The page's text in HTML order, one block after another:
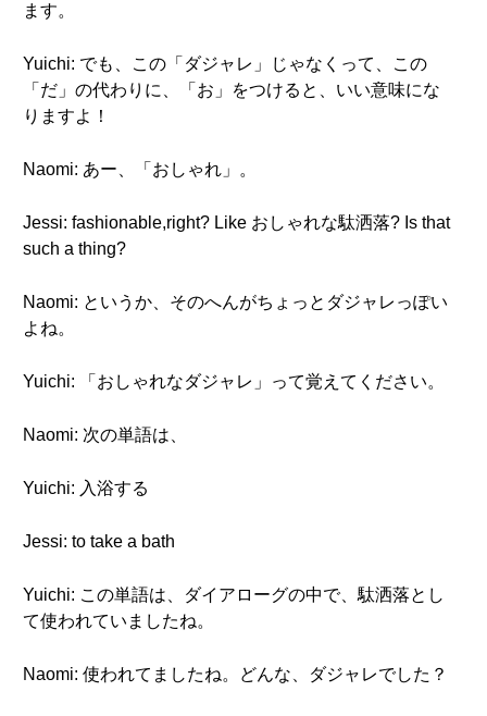
ます。
Yuichi: でも、この「ダジャレ」じゃなくって、この
「だ」の代わりに、「お」をつけると、いい意味にな
りますよ！
Naomi: あー、「おしゃれ」。
Jessi: fashionable,right? Like おしゃれな駄洒落? Is that
such a thing?
Naomi: というか、そのへんがちょっとダジャレっぽい
よね。
Yuichi: 「おしゃれなダジャレ」って覚えてください。
Naomi: 次の単語は、
Yuichi: 入浴する
Jessi: to take a bath
Yuichi: この単語は、ダイアローグの中で、駄洒落とし
て使われていましたね。
Naomi: 使われてましたね。どんな、ダジャレでした？